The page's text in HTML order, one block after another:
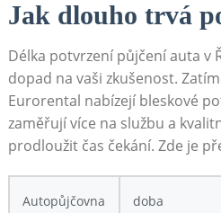
Jak dlouho trvá
Délka potvrzení půjčení auta v
dopad na vaši zkušenost.
Eurorental nabízejí bleskové
zaměřují více na službu a
prodloužit čas čekání. Zde je
Autopůjčovna
doba